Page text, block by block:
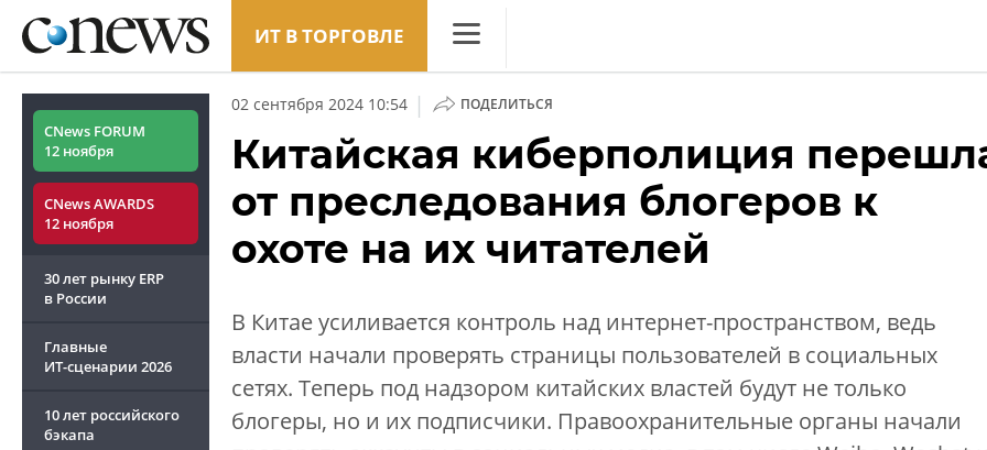
ИТ В ТОРГОВЛЕ
Конференции
Маркет
Техника
CNews FORUM
12 ноября
CNews AWARDS
12 ноября
30 лет рынку ERP
в России
Главные
ИТ-сценарии 2026
10 лет российского
бэкапа
02 сентября 2024 10:54 | ПОДЕЛИТЬСЯ
Китайская киберполиция
от преследования блогеров к
охоте на их читателей
В Китае усиливается контроль над интернет-пространством, ведь
власти начали проверять страницы пользователей в социальных
сетях. Теперь под надзором китайских властей будут не только
блогеры, но и их подписчики. Правоохранительные органы начали